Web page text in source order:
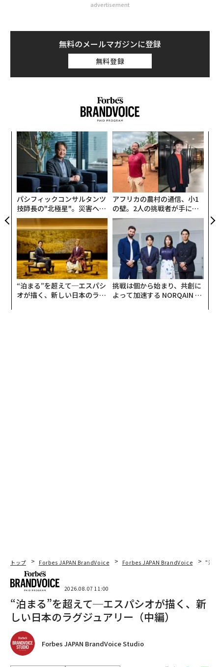
advertisement
無料のメールマガジンに登録
無料登録
パシフィックコンサルタンツ
技師長の"北極星"。災害への
無力感を乗り越え見つけた、
防災一筋20年の答え
アフリカの農村の通信、小1
の壁。2人の挑戦者が手にし
た「次なる武器」
“泊まる”を超えて─エスパシ
オが描く、新しい日本のラグ
挑戦は個から始まり、共創に
よって加速する NORQAIN JA
トップ Forbes JAPAN BrandVoice Forbes JAPAN BrandVoice “泊
2026.08.07 11:00
“泊まる”を超えて─エスパシオが描く、新
しい日本のラグジュアリー（中編）
Forbes JAPAN BrandVoice Studio